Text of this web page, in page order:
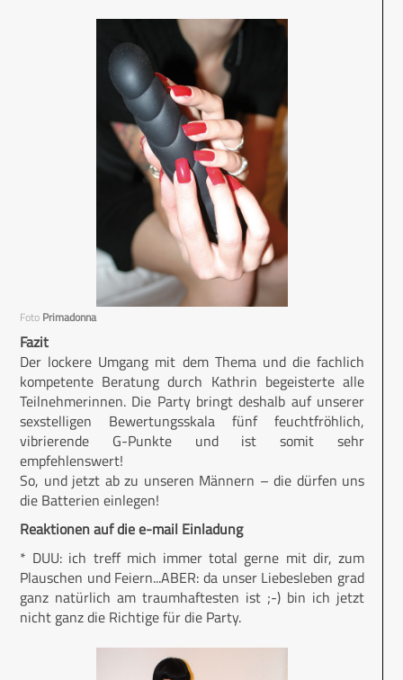
Foto Primadonna
Fazit
Der lockere Umgang mit dem Thema und die fachlich
kompetente Beratung durch Kathrin begeisterte alle
Teilnehmerinnen. Die Party bringt deshalb auf unserer
sexstelligen Bewertungsskala fünf feuchtfröhlich,
vibrierende G-Punkte und ist somit sehr
empfehlenswert!
So, und jetzt ab zu unseren Männern – die dürfen uns
die Batterien einlegen!
Reaktionen auf die e-mail Einladung
* DUU: ich treff mich immer total gerne mit dir, zum
Plauschen und Feiern...ABER: da unser Liebesleben grad
ganz natürlich am traumhaftesten ist ;-) bin ich jetzt
nicht ganz die Richtige für die Party.